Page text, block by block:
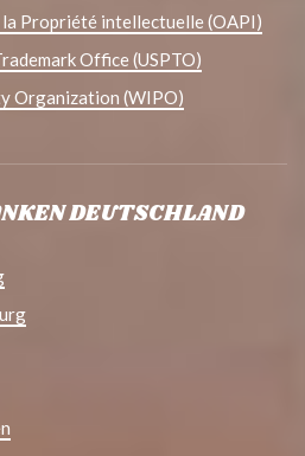
Propriété intellectuelle (OAPI)
Office (USPTO)
Organization (WIPO)
DEUTSCHLAND